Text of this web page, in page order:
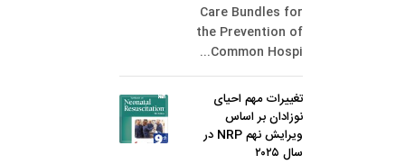
Care Bundles for
the Prevention of
Common Hospi...
تغییرات مهم احیای
نوزادان بر اساس
ویرایش نهم NRP در
سال ۲۰۲۵